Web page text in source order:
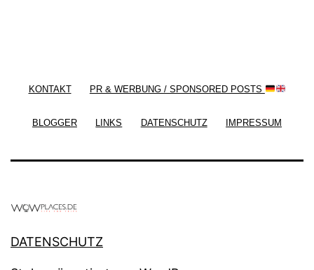
KONTAKT PR & WERBUNG / SPONSORED POSTS
BLOGGER LINKS DATENSCHUTZ IMPRESSUM
DATENSCHUTZ